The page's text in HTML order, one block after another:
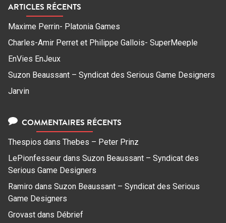
ARTICLES RÉCENTS
Maxime Perrin- Platonia Games
Charles-Amir Perret et Philippe Gallois- SuperMeeple
EnVies EnJeux
Suzon Beaussant – Syndicat des Serious Game Designers
Jarvin
COMMENTAIRES RÉCENTS
Thespios dans Thebes – Peter Prinz
LePionfesseur dans Suzon Beaussant – Syndicat des
Serious Game Designers
Ramiro dans Suzon Beaussant – Syndicat des Serious
Game Designers
Grovast dans Débrief